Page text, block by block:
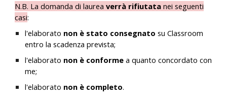
N.B. La domanda di laureaverrà rifiutata nei seguenti
casi:
l'elaborato non è stato consegnato su Classroom
entro la scadenza prevista;
l'elaborato non è conforme a quantoconcordato con
me;
l'elaborato non è completo.